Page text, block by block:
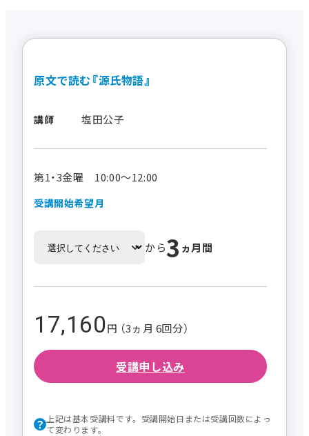
原文で読む『源氏物語』
講師 塩田公子
第1・3金曜 10:00～12:00
受講開始希望月
から3 ヵ月間
17,160円 （3ヵ月 6回分）
受講申し込み
上記は基本受講料です。受講開始日または受講回数によっ
て変わります。